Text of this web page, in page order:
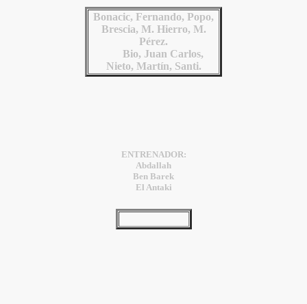
Bonacic, Fernando, Popo,
Brescia, M. Hierro, M.
Pérez.
Bio, Juan Carlos,
Nieto, Martín, Santi.
ENTRENADOR:
Abdallah
Ben Barek
El Antaki